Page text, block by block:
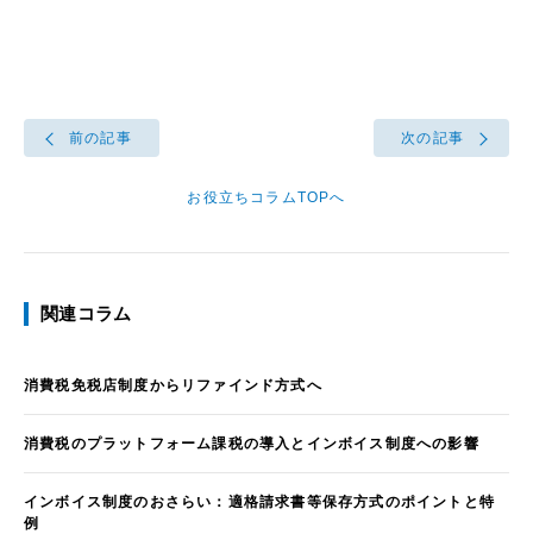
前の記事
お役立ちコラムTOPへ
次の記事
関連コラム
消費税免税店制度からリファインド方式へ
消費税のプラットフォーム課税の導入とインボイス制度への影響
インボイス制度のおさらい：適格請求書等保存方式のポイントと特
例